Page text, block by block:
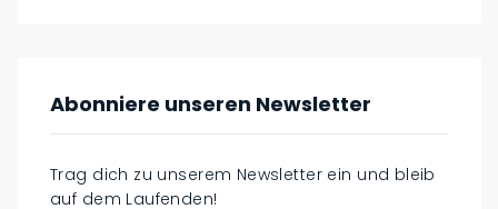
Abonniere unseren Newsletter
Trag dich zu unserem Newsletter ein und bleib
auf dem Laufenden!